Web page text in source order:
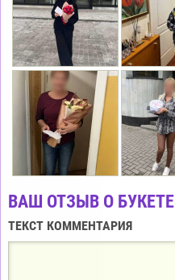
ВАШ ОТЗЫВ О БУКЕТЕ
ТЕКСТ КОММЕНТАРИЯ